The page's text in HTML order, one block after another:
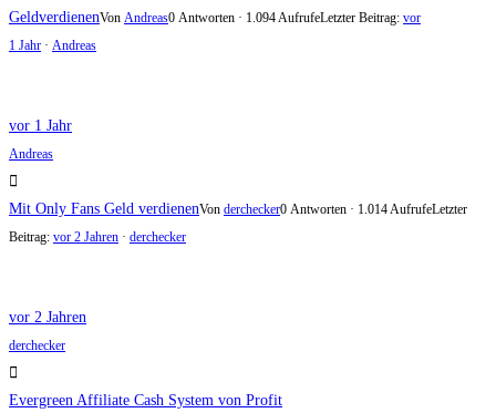
GeldverdienenVon Andreas0 Antworten · 1.094 AufrufeLetzter Beitrag: vor
1 Jahr · Andreas
vor 1 Jahr
Andreas
Mit Only Fans Geld verdienenVon derchecker0 Antworten · 1.014 AufrufeLetzter
Beitrag: vor 2 Jahren · derchecker
vor 2 Jahren
derchecker
Evergreen Affiliate Cash System von Profit